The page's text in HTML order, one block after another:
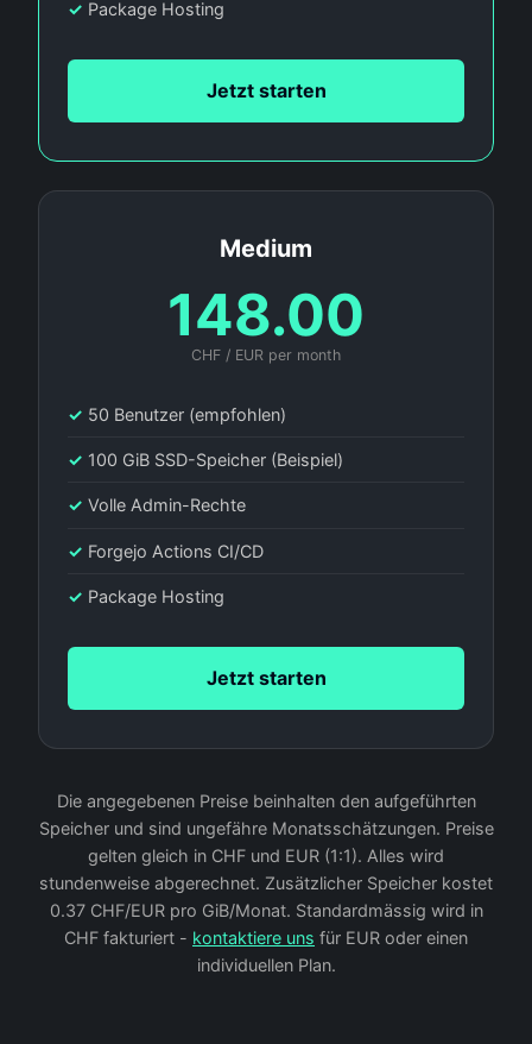
✓ Package Hosting
Jetzt starten
Medium
148.00
CHF / EUR per month
✓ 50 Benutzer (empfohlen)
✓ 100 GiB SSD-Speicher (Beispiel)
✓ Volle Admin-Rechte
✓ Forgejo Actions CI/CD
✓ Package Hosting
Jetzt starten
Die angegebenen Preise beinhalten den aufgeführten
Speicher und sind ungefähre Monatsschätzungen. Preise
gelten gleich in CHF und EUR (1:1). Alles wird
stundenweise abgerechnet. Zusätzlicher Speicher kostet
0.37 CHF/EUR pro GiB/Monat. Standardmässig wird in
CHF fakturiert - kontaktiere uns für EUR oder einen
individuellen Plan.